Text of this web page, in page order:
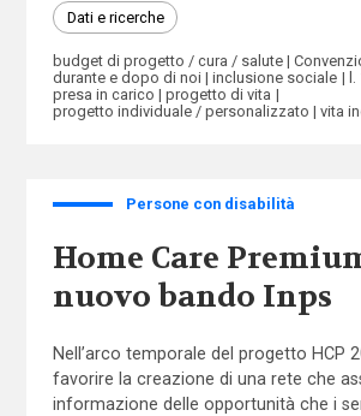
Dati e ricerche
budget di progetto / cura / salute
durante e dopo di noi
inclusione sociale
l.
presa in carico
progetto di vita
progetto individuale / personalizzato
vita
Persone con disabilità
Home Care
nuovo bando Inps
Nell’arco temporale del progetto HCP
favorire la creazione di una rete che
informazione delle opportunità che i